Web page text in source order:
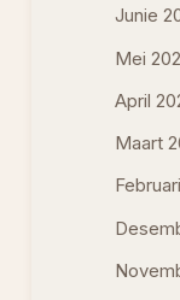
Junie
Mei
April
Maart